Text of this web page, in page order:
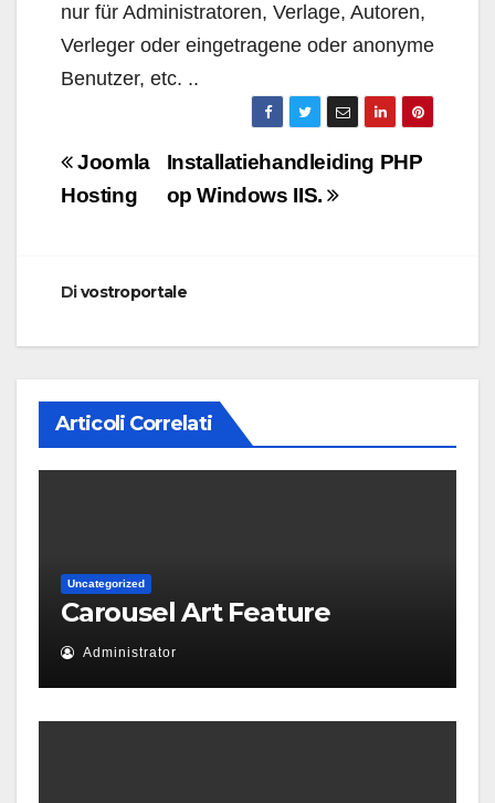
nur für Administratoren, Verlage, Autoren,
Verleger oder eingetragene oder anonyme
Benutzer, etc. ..
Navigazione
articoli
Installatiehandleiding PHP
op Windows IIS.
Joomla
Hosting
Divostroportale
Articoli Correlati
Uncategorized
Carousel Art Feature
Administrator